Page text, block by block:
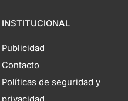
INSTITUCIONAL
Publicidad
Contacto
Políticas de seguridad y